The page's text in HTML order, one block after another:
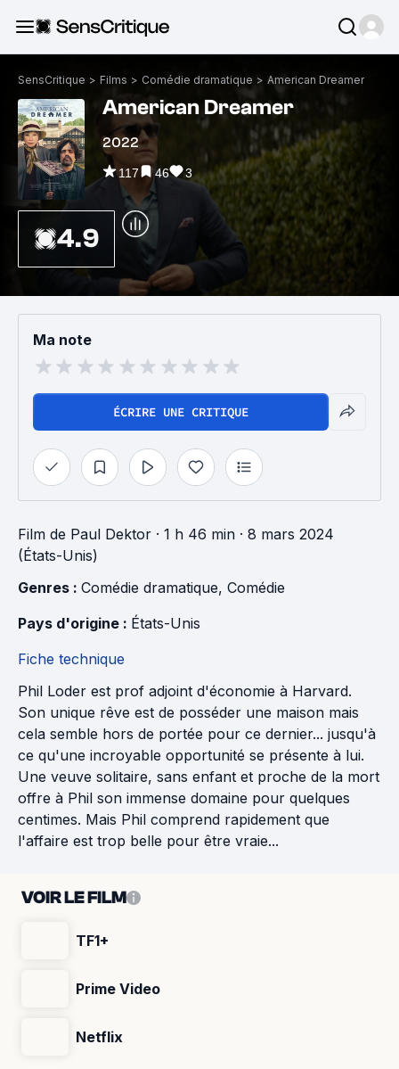
SensCritique > Films > Comédie dramatique > American Dreamer
American Dreamer
2022
117 46 3
4.9
Ma note
ÉCRIRE UNE CRITIQUE
Film de Paul Dektor · 1 h 46 min · 8 mars 2024
(États-Unis)
Genres : Comédie dramatique, Comédie
Pays d'origine : États-Unis
Fiche technique
Phil Loder est prof adjoint d'économie à Harvard.
Son unique rêve est de posséder une maison mais
cela semble hors de portée pour ce dernier... jusqu'à
ce qu'une incroyable opportunité se présente à lui.
Une veuve solitaire, sans enfant et proche de la mort
offre à Phil son immense domaine pour quelques
centimes. Mais Phil comprend rapidement que
l'affaire est trop belle pour être vraie...
VOIR LE FILM
TF1+
Prime Video
Netflix